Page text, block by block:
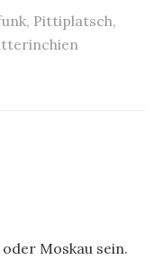
, Pittiplatsch,
Moskau sein.